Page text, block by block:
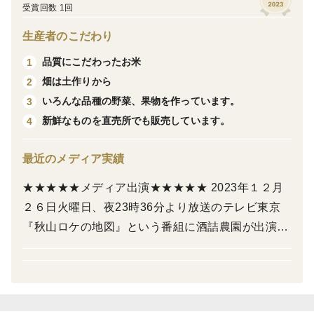
レーやボルシチなどで煮込んでも美味しい、万能野菜で
す✨
受賞回数 1回
生産者のこだわり
1
品質にこだわったお米
2
畑は土作りから
3
いろんな品種の野菜、果物を作っています。
4
新鮮なものを直売所でも販売しています。
最近のメディア実績
★★★★★メディア出演★★★★★ 2023年１２月
２６日火曜日、夜23時36分より放送のテレビ東京
『秋山ロケの地図』という番組に酒詰農園が出演い